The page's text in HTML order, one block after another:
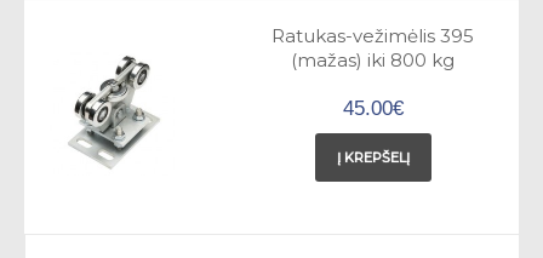
Ratukas-vežimėlis 395
(mažas) iki 800 kg
45.00€
Į KREPŠELĮ